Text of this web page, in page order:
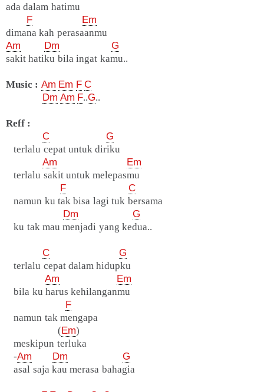
ada dalam hatimu
F
Em
dimana kah perasaanmu
Am
Dm
G
sakit hatiku bila ingat kamu..
Music : Am Em F C
Dm Am F..G..
Reff :
C
G
terlalu cepat untuk diriku
Am
Em
terlalu sakit untuk melepasmu
F
C
namun ku tak bisa lagi tuk bersama
Dm
G
ku tak mau menjadi yang kedua..
C
G
terlalu cepat dalam hidupku
Am
Em
bila ku harus kehilanganmu
F
namun tak mengapa
(Em)
meskipun terluka
-Am Dm
G
asal saja kau merasa bahagia